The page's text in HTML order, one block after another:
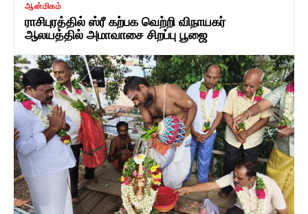
ஆன்மிகம்
ராசிபுரத்தில் ஸ்ரீ கற்பக வெற்றி விநாயகர்
ஆலயத்தில் அமாவாசை சிறப்பு பூஜை